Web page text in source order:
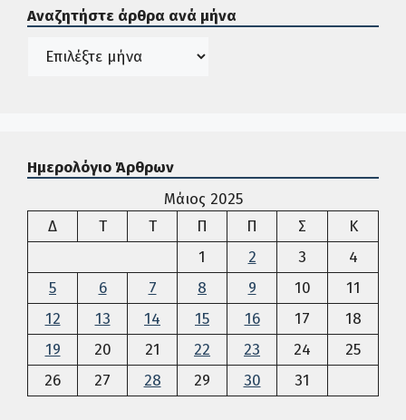
Αναζητήστε άρθρα ανά μήνα
Ιστορικό
Ημερολόγιο Άρθρων
Μάιος 2025
ΔΔευτέρα
ΤΤρίτη ΤΤετάρτη
Π Πέμπτη
Π Παρασκευή
Σ Σάββατο
Κ
1
2 3
4
5
6 7 8 9 10
11
12
13 14 15 16 17
18
19
20 21 22 23 24
25
26
27 28 29 30 31